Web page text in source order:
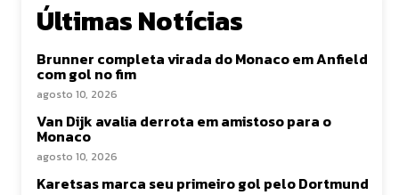
Últimas Notícias
Brunner completa virada do Monaco em Anfield
com gol no fim
agosto 10, 2026
Van Dijk avalia derrota em amistoso para o
Monaco
agosto 10, 2026
Karetsas marca seu primeiro gol pelo Dortmund